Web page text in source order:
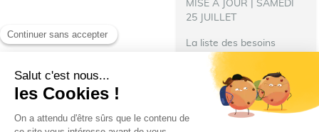
MISE À JOUR | SAMEDI
25 JUILLET
La liste des besoins
s’allonge !
besoin de nourriture pour
les repas des pompiers
hébergés à Talence.
N’hésitez pas à donner : ️